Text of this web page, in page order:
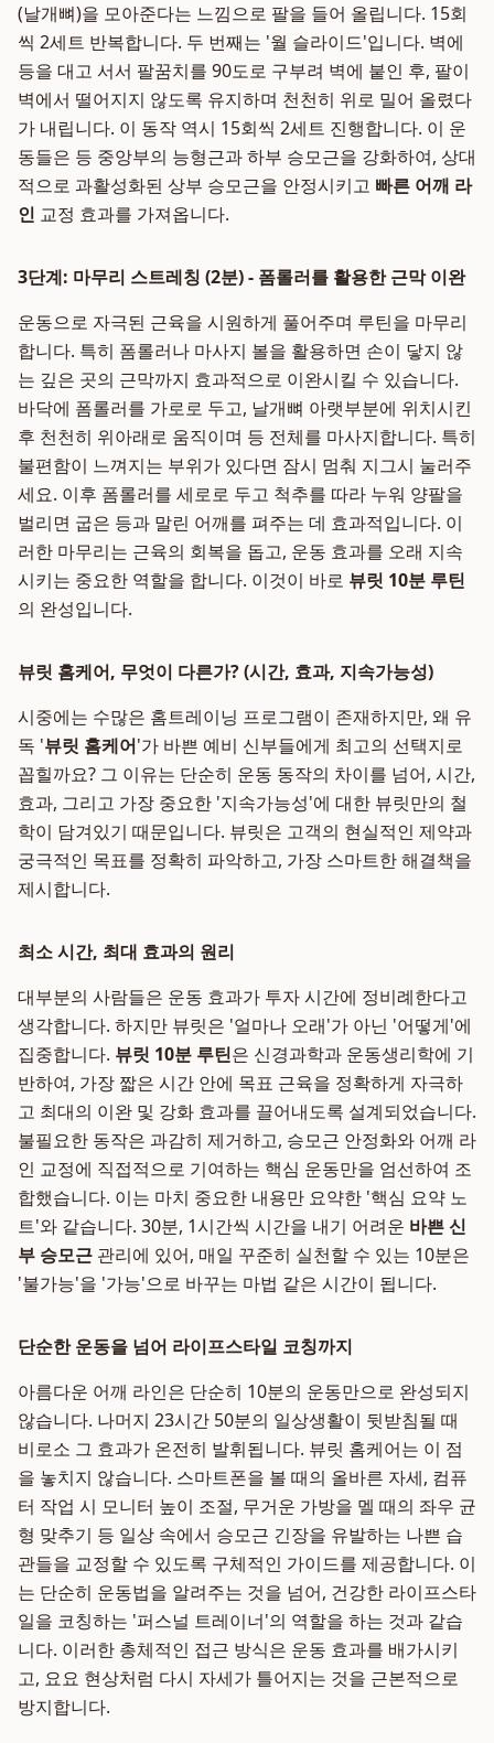
(날개뼈)을 모아준다는 느낌으로 팔을 들어 올립니다. 15회
씩 2세트 반복합니다. 두 번째는 '월 슬라이드'입니다. 벽에
등을 대고 서서 팔꿈치를 90도로 구부려 벽에 붙인 후, 팔이
벽에서 떨어지지 않도록 유지하며 천천히 위로 밀어 올렸다
가 내립니다. 이 동작 역시 15회씩 2세트 진행합니다. 이 운
동들은 등 중앙부의 능형근과 하부 승모근을 강화하여, 상대
적으로 과활성화된 상부 승모근을 안정시키고 빠른 어깨 라
인 교정 효과를 가져옵니다.
3단계: 마무리 스트레칭 (2분) - 폼롤러를 활용한 근막 이완
운동으로 자극된 근육을 시원하게 풀어주며 루틴을 마무리
합니다. 특히 폼롤러나 마사지 볼을 활용하면 손이 닿지 않
는 깊은 곳의 근막까지 효과적으로 이완시킬 수 있습니다.
바닥에 폼롤러를 가로로 두고, 날개뼈 아랫부분에 위치시킨
후 천천히 위아래로 움직이며 등 전체를 마사지합니다. 특히
불편함이 느껴지는 부위가 있다면 잠시 멈춰 지그시 눌러주
세요. 이후 폼롤러를 세로로 두고 척추를 따라 누워 양팔을
벌리면 굽은 등과 말린 어깨를 펴주는 데 효과적입니다. 이
러한 마무리는 근육의 회복을 돕고, 운동 효과를 오래 지속
시키는 중요한 역할을 합니다. 이것이 바로 뷰릿 10분 루틴
의 완성입니다.
뷰릿 홈케어, 무엇이 다른가? (시간, 효과, 지속가능성)
시중에는 수많은 홈트레이닝 프로그램이 존재하지만, 왜 유
독 '뷰릿 홈케어'가 바쁜 예비 신부들에게 최고의 선택지로
꼽힐까요? 그 이유는 단순히 운동 동작의 차이를 넘어, 시간,
효과, 그리고 가장 중요한 '지속가능성'에 대한 뷰릿만의 철
학이 담겨있기 때문입니다. 뷰릿은 고객의 현실적인 제약과
궁극적인 목표를 정확히 파악하고, 가장 스마트한 해결책을
제시합니다.
최소 시간, 최대 효과의 원리
대부분의 사람들은 운동 효과가 투자 시간에 정비례한다고
생각합니다. 하지만 뷰릿은 '얼마나 오래'가 아닌 '어떻게'에
집중합니다. 뷰릿 10분 루틴은 신경과학과 운동생리학에 기
반하여, 가장 짧은 시간 안에 목표 근육을 정확하게 자극하
고 최대의 이완 및 강화 효과를 끌어내도록 설계되었습니다.
불필요한 동작은 과감히 제거하고, 승모근 안정화와 어깨 라
인 교정에 직접적으로 기여하는 핵심 운동만을 엄선하여 조
합했습니다. 이는 마치 중요한 내용만 요약한 '핵심 요약 노
트'와 같습니다. 30분, 1시간씩 시간을 내기 어려운 바쁜 신
부 승모근 관리에 있어, 매일 꾸준히 실천할 수 있는 10분은
'불가능'을 '가능'으로 바꾸는 마법 같은 시간이 됩니다.
단순한 운동을 넘어 라이프스타일 코칭까지
아름다운 어깨 라인은 단순히 10분의 운동만으로 완성되지
않습니다. 나머지 23시간 50분의 일상생활이 뒷받침될 때
비로소 그 효과가 온전히 발휘됩니다. 뷰릿 홈케어는 이 점
을 놓치지 않습니다. 스마트폰을 볼 때의 올바른 자세, 컴퓨
터 작업 시 모니터 높이 조절, 무거운 가방을 멜 때의 좌우 균
형 맞추기 등 일상 속에서 승모근 긴장을 유발하는 나쁜 습
관들을 교정할 수 있도록 구체적인 가이드를 제공합니다. 이
는 단순히 운동법을 알려주는 것을 넘어, 건강한 라이프스타
일을 코칭하는 '퍼스널 트레이너'의 역할을 하는 것과 같습
니다. 이러한 총체적인 접근 방식은 운동 효과를 배가시키
고, 요요 현상처럼 다시 자세가 틀어지는 것을 근본적으로
방지합니다.